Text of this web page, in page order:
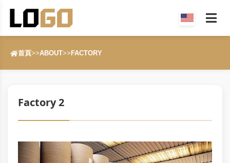
首頁>>ABOUT>> FACTORY
Factory 2